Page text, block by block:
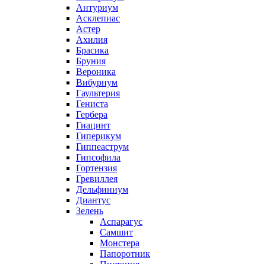
Антуриум
Асклепиас
Астер
Ахилия
Брасика
Бруния
Вероника
Вибурнум
Гаультерия
Гениста
Гербера
Гиацинт
Гиперикум
Гиппеаструм
Гипсофила
Гортензия
Гревиллея
Дельфиниум
Диантус
Зелень
Аспарагус
Самшит
Монстера
Папоротник